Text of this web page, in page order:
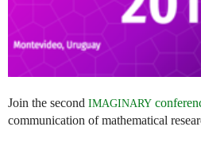
Join the second IMAGINARY
communication of mathematical